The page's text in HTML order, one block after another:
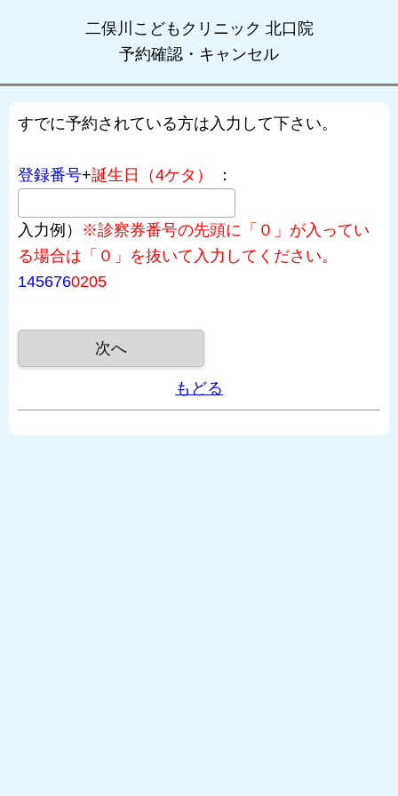
二俣川こどもクリニック 北口院
予約確認・キャンセル
すでに予約されている方は入力して下さい。
登録番号+誕生日（4ケタ） ：
入力例） ※診察券番号の先頭に「０」が入ってい
る場合は「０」を抜いて入力してください。
1456760205
もどる